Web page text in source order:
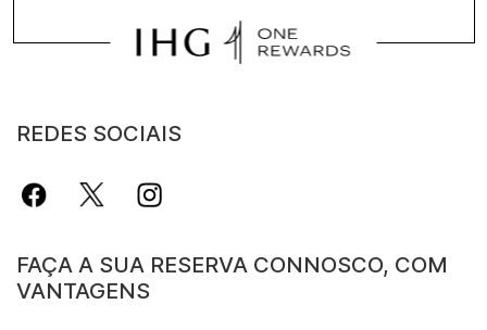
REDES SOCIAIS
FAÇA A SUA RESERVA CONNOSCO, COM
VANTAGENS